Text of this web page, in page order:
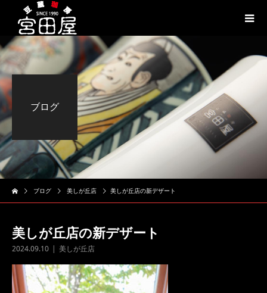
ブログ
ブログ 美しが丘店 美しが丘店の新デザート
美しが丘店の新デザート
2024.09.10 美しが丘店